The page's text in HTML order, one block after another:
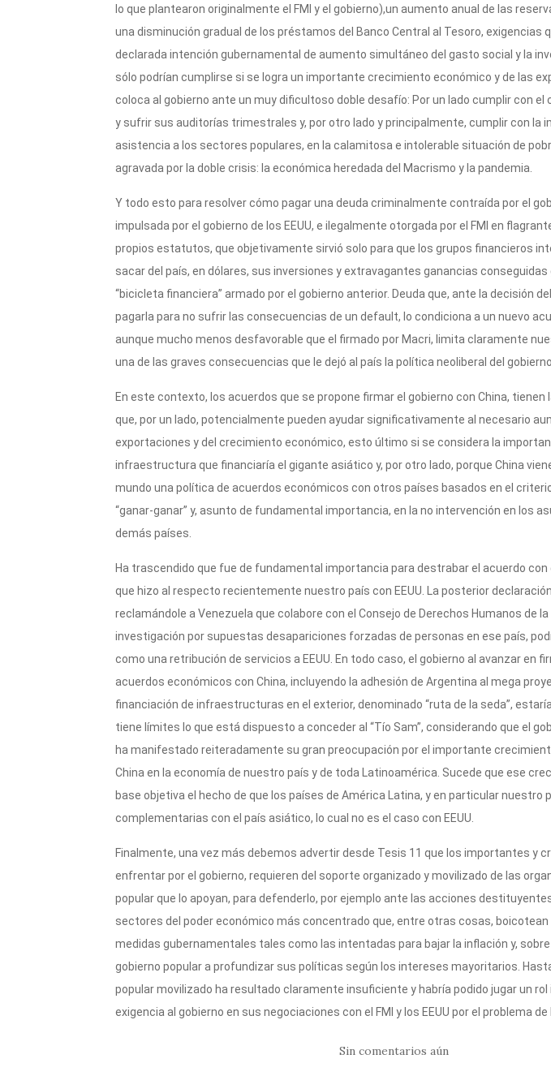
lo que plantearon originalmente el FMI y el gobierno),un aumento anual de las
una disminución gradual de los préstamos del Banco Central al Tesoro, exigencias
declarada intención gubernamental de aumento simultáneo del gasto social y la
sólo podrían cumplirse si se logra un importante crecimiento económico y de las
coloca al gobierno ante un muy dificultoso doble desafío: Por un lado cumplir con el
y sufrir sus auditorías trimestrales y, por otro lado y principalmente, cumplir con la
asistencia a los sectores populares, en la calamitosa e intolerable situación de
agravada por la doble crisis: la económica heredada del Macrismo y la pandemia.
Y todo esto para resolver cómo pagar una deuda criminalmente contraída por el
impulsada por el gobierno de los EEUU, e ilegalmente otorgada por el FMI en
propios estatutos, que objetivamente sirvió solo para que los grupos financieros
sacar del país, en dólares, sus inversiones y extravagantes ganancias
“bicicleta financiera” armado por el gobierno anterior. Deuda que, ante la decisión
pagarla para no sufrir las consecuencias de un default, lo condiciona a un nuevo
aunque mucho menos desfavorable que el firmado por Macri, limita claramente
una de las graves consecuencias que le dejó al país la política neoliberal del
En este contexto, los acuerdos que se propone firmar el gobierno con China, tienen
que, por un lado, potencialmente pueden ayudar significativamente al necesario
exportaciones y del crecimiento económico, esto último si se considera la
infraestructura que financiaría el gigante asiático y, por otro lado, porque China
mundo una política de acuerdos económicos con otros países basados en el
“ganar-ganar” y, asunto de fundamental importancia, en la no intervención en los
demás países.
Ha trascendido que fue de fundamental importancia para destrabar el acuerdo con
que hizo al respecto recientemente nuestro país con EEUU. La posterior
reclamándole a Venezuela que colabore con el Consejo de Derechos Humanos de la
investigación por supuestas desapariciones forzadas de personas en ese país,
como una retribución de servicios a EEUU. En todo caso, el gobierno al avanzar en
acuerdos económicos con China, incluyendo la adhesión de Argentina al mega
financiación de infraestructuras en el exterior, denominado “ruta de la seda”,
tiene límites lo que está dispuesto a conceder al “Tío Sam”, considerando que el
ha manifestado reiteradamente su gran preocupación por el importante
China en la economía de nuestro país y de toda Latinoamérica. Sucede que ese
base objetiva el hecho de que los países de América Latina, y en particular nuestro
complementarias con el país asiático, lo cual no es el caso con EEUU.
Finalmente, una vez más debemos advertir desde Tesis 11 que los importantes y
enfrentar por el gobierno, requieren del soporte organizado y movilizado de las
popular que lo apoyan, para defenderlo, por ejemplo ante las acciones
sectores del poder económico más concentrado que, entre otras cosas,
medidas gubernamentales tales como las intentadas para bajar la inflación y, sobre
gobierno popular a profundizar sus políticas según los intereses mayoritarios.
popular movilizado ha resultado claramente insuficiente y habría podido jugar un
exigencia al gobierno en sus negociaciones con el FMI y los EEUU por el problema de
Sin comentarios aún